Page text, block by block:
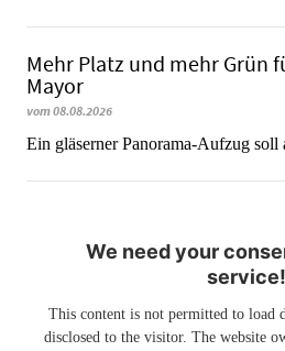
Mehr Platz und mehr Grün
Mayor
vom 08.08.2026
Ein gläserner Panorama-Aufzug soll
We need your
service!
This content is not permitted to load
disclosed to the visitor. The website